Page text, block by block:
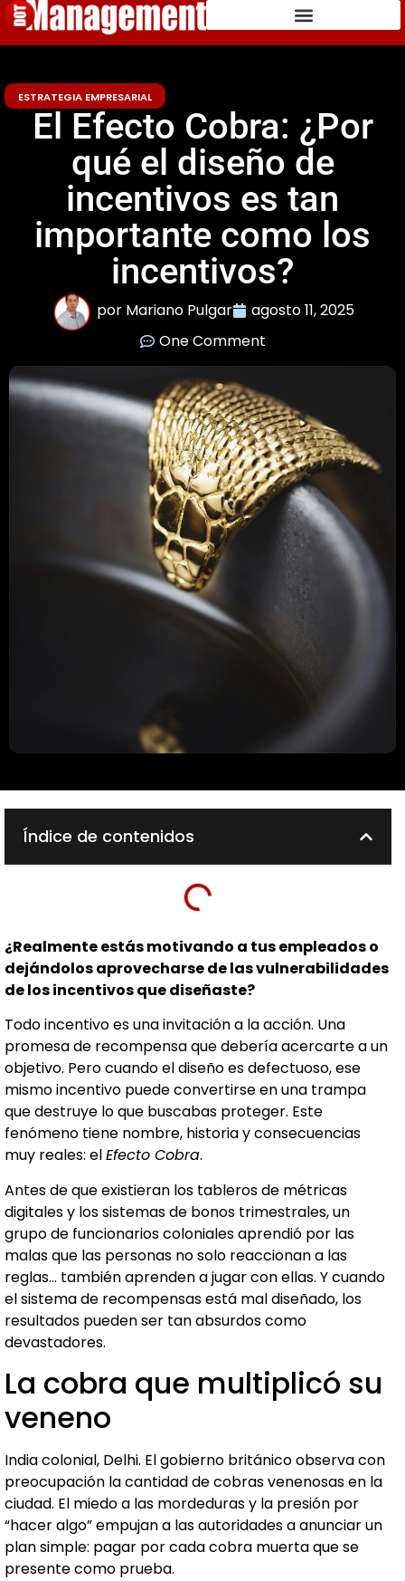
ESTRATEGIA EMPRESARIAL
El Efecto Cobra: ¿Por
qué el diseño de
incentivos es tan
importante como los
incentivos?
porMariano Pulgar
agosto 11, 2025
One Comment
Índice de contenidos
¿Realmente estás motivando a tus empleados o
dejándolos aprovecharse de las vulnerabilidades
de los incentivos que diseñaste?
Todo incentivo es una invitación a la acción. Una
promesa de recompensa que debería acercarte a un
objetivo. Pero cuando el diseño es defectuoso, ese
mismo incentivo puede convertirse en una trampa
que destruye lo que buscabas proteger. Este
fenómeno tiene nombre, historia y consecuencias
muy reales: elEfecto Cobra.
Antes de que existieran los tableros de métricas
digitales y los sistemas de bonos trimestrales, un
grupo de funcionarios coloniales aprendió por las
malas que las personas no solo reaccionan a las
reglas… también aprenden a jugar con ellas. Y cuando
el sistema de recompensas está mal diseñado, los
resultados pueden ser tan absurdos como
devastadores.
La cobra que multiplicó su
veneno
India colonial, Delhi. El gobierno británico observa con
preocupación la cantidad de cobras venenosas en la
ciudad. El miedo a las mordeduras y la presión por
“hacer algo” empujan a las autoridades a anunciar un
plan simple: pagar por cada cobra muerta que se
presente como prueba.